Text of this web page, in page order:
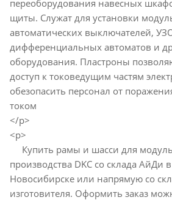
переоборудования навесных
щиты. Служат для установки
автоматических выключателей,
дифференциальных автоматов и
оборудования. Пластроны
доступ к токоведущим частям
обезопасить персонал от
током
</p>
<p>
Купить рамы и шасси для
производства DKC со склада АйДи
Новосибирске или напрямую со
изготовителя. Оформить заказ